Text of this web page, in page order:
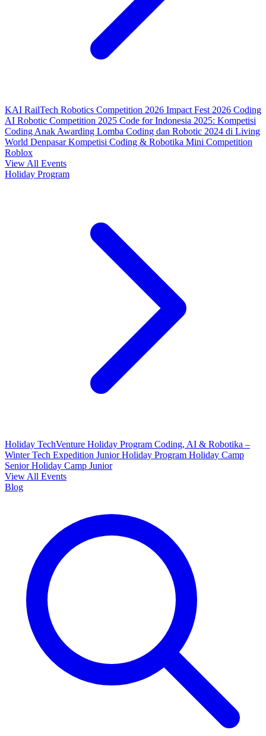
KAI RailTech Robotics Competition 2026 Impact Fest 2026 Coding
AI Robotic Competition 2025 Code for Indonesia 2025: Kompetisi
Coding Anak Awarding Lomba Coding dan Robotic 2024 di Living
World DenpasarKompetisi Coding & Robotika Mini Competition
Roblox
View All Events
Holiday Program
Holiday TechVenture Holiday Program Coding, AI & Robotika –
Winter Tech Expedition Junior Holiday Program Holiday Camp
SeniorHoliday Camp Junior
View All Events
Blog